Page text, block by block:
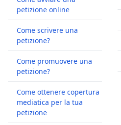
petizione online
Come scrivere una
petizione?
Come promuovere una
petizione?
Come ottenere copertura
mediatica per la tua
petizione